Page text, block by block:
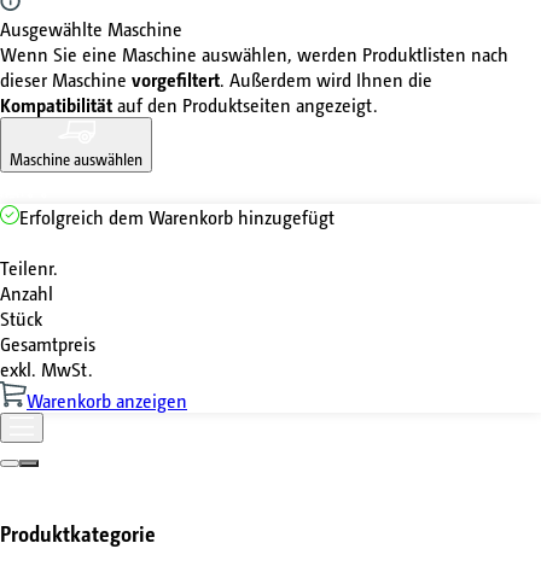
Ausgewählte Maschine
Wenn Sie eine Maschine auswählen, werden Produktlisten nach
dieser Maschine vorgefiltert. Außerdem wird Ihnen die
Kompatibilitätauf den Produktseiten angezeigt.
Maschine auswählen
Erfolgreich dem Warenkorb hinzugefügt
Teilenr.
Anzahl
Stück
Gesamtpreis
exkl. MwSt.
Warenkorb anzeigen
Produktkategorie